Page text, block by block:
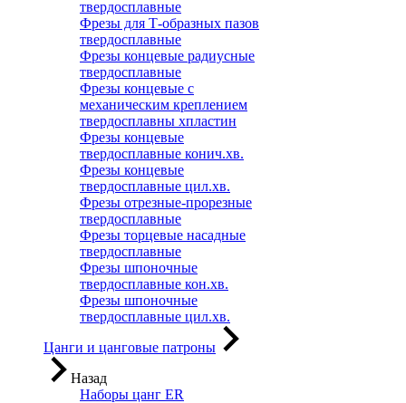
твердосплавные
Фрезы для Т-образных пазов
твердосплавные
Фрезы концевые радиусные
твердосплавные
Фрезы концевые с
механическим креплением
твердосплавны хпластин
Фрезы концевые
твердосплавные конич.хв.
Фрезы концевые
твердосплавные цил.хв.
Фрезы отрезные-прорезные
твердосплавные
Фрезы торцевые насадные
твердосплавные
Фрезы шпоночные
твердосплавные кон.хв.
Фрезы шпоночные
твердосплавные цил.хв.
Цанги и цанговые патроны
Назад
Наборы цанг ER